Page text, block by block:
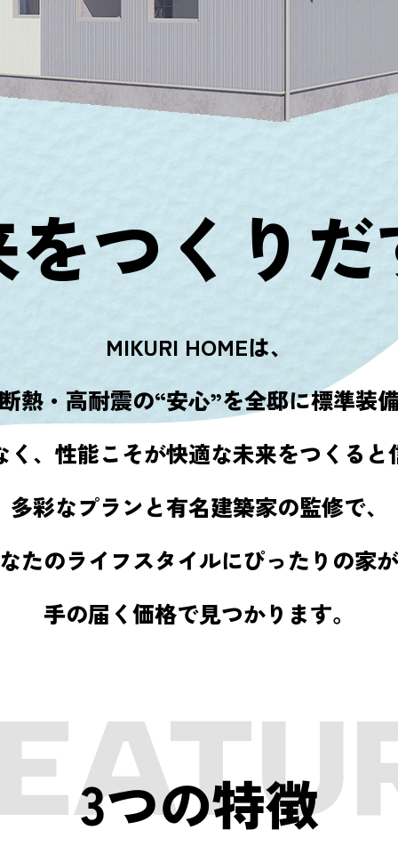
つくり
MIKURI HOMEは、
熱・高耐震の“安心”を全邸に標準装
、 性能こそが快適な未来をつくると
多彩なプランと有名建築家の監修で、
たのライフスタイルにぴったりの家
手の届く価格で見つかります。
3つの特徴